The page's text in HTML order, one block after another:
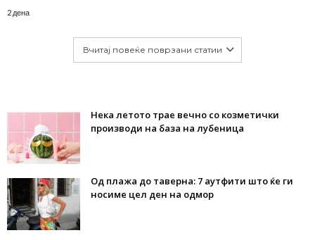
2 дена
Вчитај повеќе поврзани статии
Нека летото трае вечно со козметички
производи на база на лубеница
Од плажа до таверна: 7 аутфити што ќе ги
носиме цел ден на одмор